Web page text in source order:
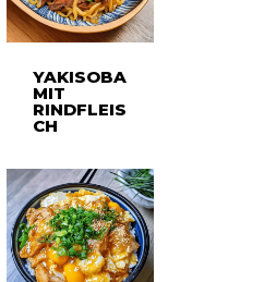
YAKISOBA
MIT
RINDFLEIS
CH